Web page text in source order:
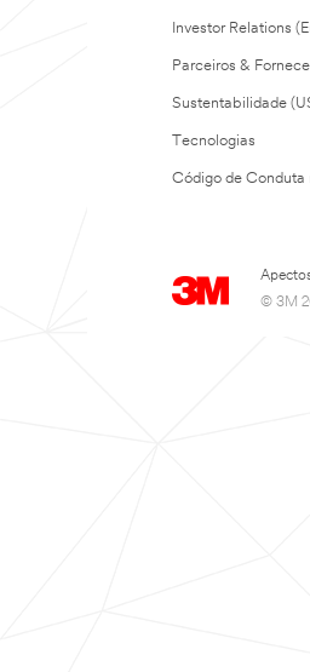
Investor Relations
Parceiros &
Sustentabilidade
Tecnologias
Código de Conduta
© 3M